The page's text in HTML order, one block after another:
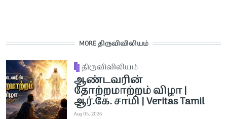
MORE திருவிவிலியம்
திருவிவிலியம்
ஆண்டவரின்
தோற்றமாற்றம் விழா |
ஆர்.கே. சாமி | Veritas Tamil
Aug 05, 2026